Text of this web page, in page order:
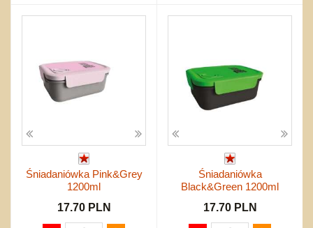
Śniadaniówka Pink&Grey
1200ml
17.70 PLN
Śniadaniówka
Black&Green 1200ml
17.70 PLN